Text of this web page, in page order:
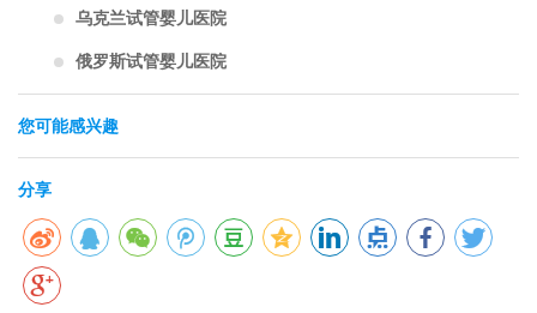
乌克兰试管婴儿医院
俄罗斯试管婴儿医院
您可能感兴趣
分享